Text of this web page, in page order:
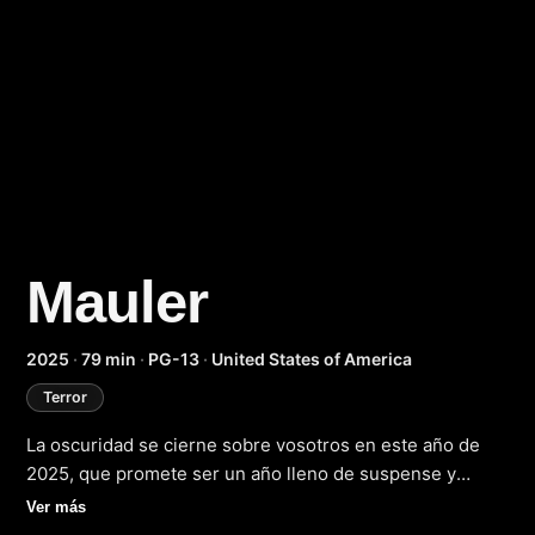
Mauler(2025)
2025 · 79 min · PG-13 · United States of America
Terror
La oscuridad se cierne sobre vosotros en este año de
2025, que promete ser un año lleno de suspense y
miedo. Mauler, la nueva película de terror que llegará a
Ver más